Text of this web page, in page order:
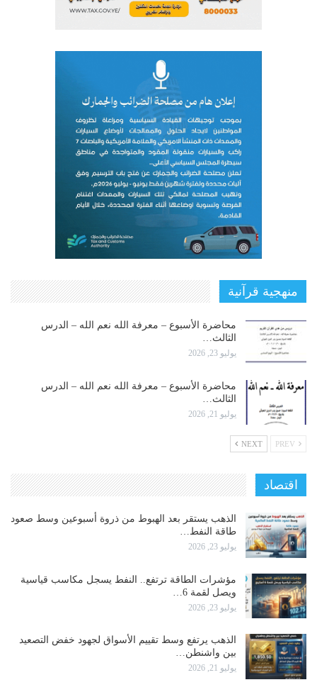
منهجية قرآنية
محاضرة الأسبوع – معرفة الله نعم الله – الدرس
الثالث…
يوليو 23, 2026
محاضرة الأسبوع – معرفة الله نعم الله – الدرس
الثالث…
يوليو 21, 2026
NEXT
اقتصاد
الذهب يستقر بعد الهبوط من ذروة أسبوعين وسط صعود
طاقة النفط…
يوليو 23, 2026
مؤشرات الطاقة ترتفع.. النفط يسجل مكاسب قياسية
ويصل لقمة 6…
يوليو 23, 2026
الذهب يرتفع وسط تقييم الأسواق لجهود خفض التصعيد
بين واشنطن…
يوليو 21, 2026